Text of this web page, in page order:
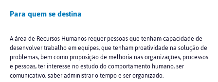
Para quem se destina
A área de Recursos Humanos requer pessoas que tenham capacidade de
desenvolver trabalho em equipes, que tenham proatividade na solução de
problemas, bem como proposição de melhoria nas organizações, processos
e pessoas, ter interesse no estudo do comportamento humano, ser
comunicativo, saber administrar o tempo e ser organizado.